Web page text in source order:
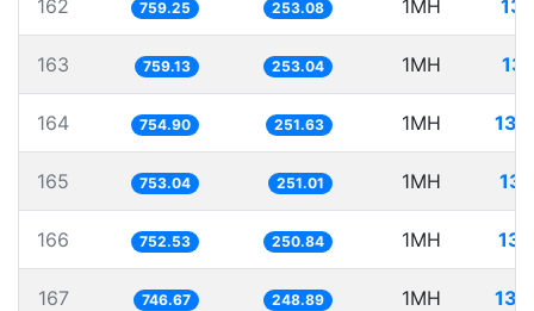
162 759.25 253.08 1MH
163 759.13 253.04 1MH
164 754.90 251.63 1MH
165 753.04 251.01 1MH
166 752.53 250.84 1MH
167 746.67 248.89 1MH